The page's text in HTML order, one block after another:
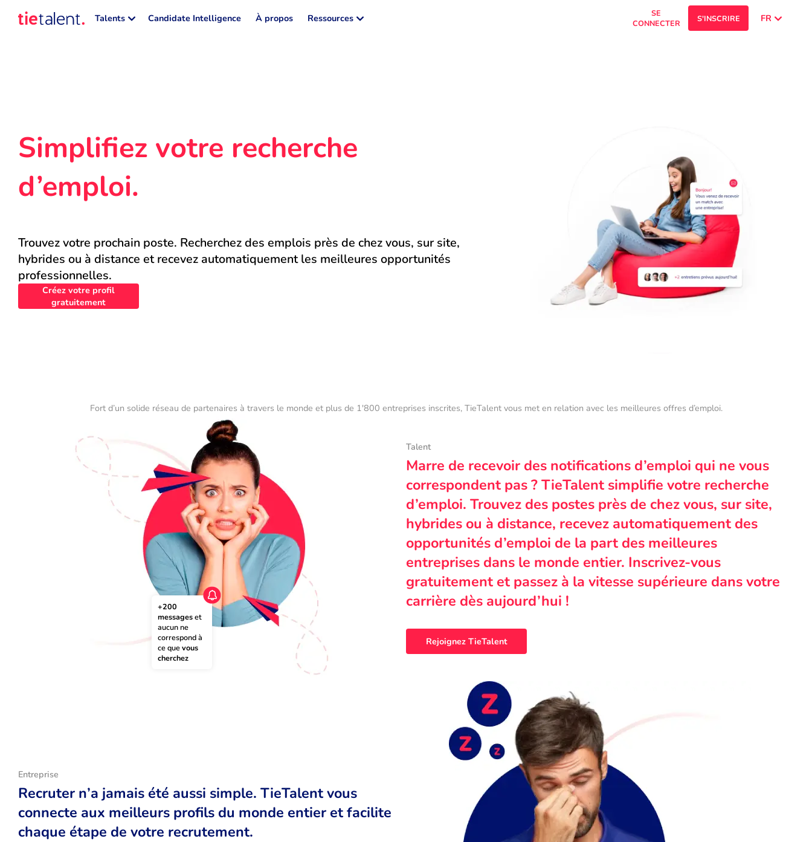
Talents Candidate Intelligence À propos Ressources
SE
CONNECTER
S'INSCRIRE FR
Simplifiez votre recherche
d’emploi.
Trouvez votre prochain poste. Recherchez des emplois près de chez vous, sur site,
hybrides ou à distance et recevez automatiquement les meilleures opportunités
professionnelles.
Créez votre profil
gratuitement
Fort d’un solide réseau de partenaires à travers le monde et plus de 1'800 entreprises inscrites, TieTalent vous met en relation avec les meilleures offres d’emploi.
+200
messages et
aucun ne
correspond à
ce que vous
cherchez
Talent
Marre de recevoir des notifications d’emploi qui ne vous
correspondent pas ? TieTalent simplifie votre recherche
d’emploi. Trouvez des postes près de chez vous, sur site,
hybrides ou à distance, recevez automatiquement des
opportunités d’emploi de la part des meilleures
entreprises dans le monde entier. Inscrivez-vous
gratuitement et passez à la vitesse supérieure dans votre
carrière dès aujourd’hui !
Rejoignez TieTalent
Entreprise
Recruter n’a jamais été aussi simple. TieTalent vous
connecte aux meilleurs profils du monde entier et facilite
chaque étape de votre recrutement.